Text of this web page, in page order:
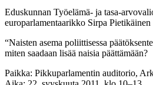
Eduskunnan Työelämä- ja tasa-
europarlamentaarikko Sirpa
“Naisten asema poliittisessa
miten saadaan lisää naisia päättämään?
Paikka: Pikkuparlamentin auditorio,